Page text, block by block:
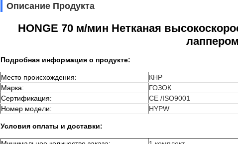
Описание Продукта
HONGE 70 м/мин Нетканая
лаппером
Подробная информация о продукте:
Место происхождения:
КНР
Марка:
ГОЗОК
Сертификация:
CE /ISO9001
Номер модели:
HYPW
Условия оплаты и доставки: